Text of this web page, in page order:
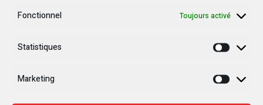
Fonctionnel Toujours activé
Statistiques
Marketing